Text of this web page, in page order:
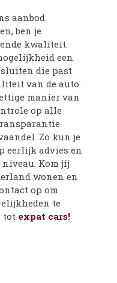
aanbod
ben je
kwaliteit.
een
die past
van de auto.
manier van
op alle
Zo kun je
eerlijk advies en
Kom jij
wonen en
op om
te
tot expat cars!